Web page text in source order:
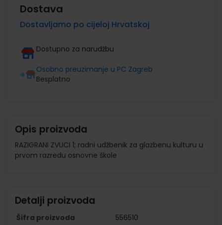
Dostava
Dostavljamo po cijeloj Hrvatskoj
Dostupno za narudžbu
Osobno preuzimanje u PC Zagreb
Besplatno
Opis proizvoda
RAZIGRANI ZVUCI 1; radni udžbenik za glazbenu kulturu u
prvom razredu osnovne škole
Detalji proizvoda
Šifra proizvoda
556510